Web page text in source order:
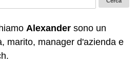
Alexander sono un
marito, manager d'azienda e